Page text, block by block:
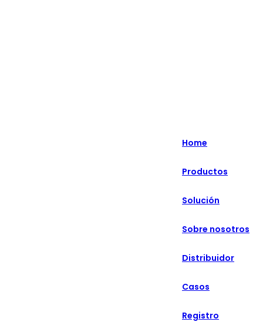
русский
Español
Home
Productos
Solución
Sobre nosotros
Distribuidor
Casos
Registro